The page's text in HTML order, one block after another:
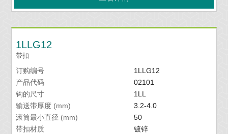
1LLG12
带扣
订购编号
1LLG12
产品代码
02101
钩的尺寸
1LL
输送带厚度 (mm)
3.2-4.0
滚筒最小直径 (mm)
50
带扣材质
镀锌